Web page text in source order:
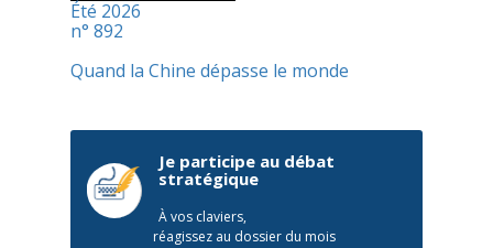
Été 2026
n° 892
Quand la Chine dépasse le monde
Je participe au débat
stratégique
À vos claviers,
réagissez au dossier du mois